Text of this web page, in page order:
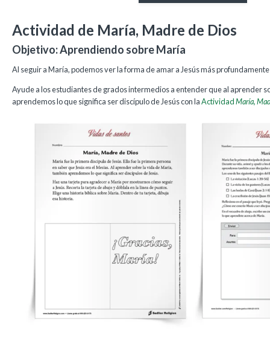
Actividad de María, Madre de Dios
Objetivo: Aprendiendo sobre María
Al seguir a María, podemos ver la forma de amar a Jesús más
Ayude a los estudiantes de grados intermedios a entender que al aprender
aprendemos lo que significa ser discípulo de Jesús con laActividadMaría,